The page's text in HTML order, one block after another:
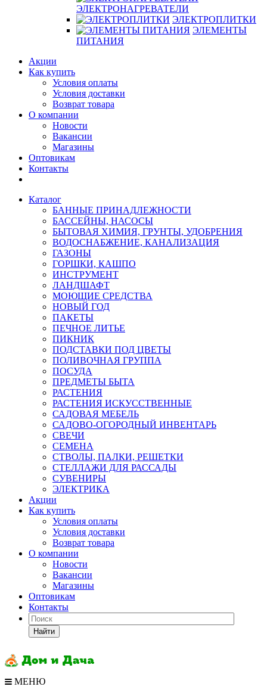
ЭЛЕКТРОНАГРЕВАТЕЛИ
ЭЛЕКТРОПЛИТКИ
ЭЛЕМЕНТЫ
ПИТАНИЯ
Акции
Как купить
Условия оплаты
Условия доставки
Возврат товара
О компании
Новости
Вакансии
Магазины
Оптовикам
Контакты
Каталог
БАННЫЕ ПРИНАДЛЕЖНОСТИ
БАССЕЙНЫ, НАСОСЫ
БЫТОВАЯ ХИМИЯ, ГРУНТЫ, УДОБРЕНИЯ
ВОДОСНАБЖЕНИЕ, КАНАЛИЗАЦИЯ
ГАЗОНЫ
ГОРШКИ, КАШПО
ИНСТРУМЕНТ
ЛАНДШАФТ
МОЮЩИЕ СРЕДСТВА
НОВЫЙ ГОД
ПАКЕТЫ
ПЕЧНОЕ ЛИТЬЕ
ПИКНИК
ПОДСТАВКИ ПОД ЦВЕТЫ
ПОЛИВОЧНАЯ ГРУППА
ПОСУДА
ПРЕДМЕТЫ БЫТА
РАСТЕНИЯ
РАСТЕНИЯ ИСКУССТВЕННЫЕ
САДОВАЯ МЕБЕЛЬ
САДОВО-ОГОРОДНЫЙ ИНВЕНТАРЬ
СВЕЧИ
СЕМЕНА
СТВОЛЫ, ПАЛКИ, РЕШЕТКИ
СТЕЛЛАЖИ ДЛЯ РАССАДЫ
СУВЕНИРЫ
ЭЛЕКТРИКА
Акции
Как купить
Условия оплаты
Условия доставки
Возврат товара
О компании
Новости
Вакансии
Магазины
Оптовикам
Контакты
Найти
МЕНЮ